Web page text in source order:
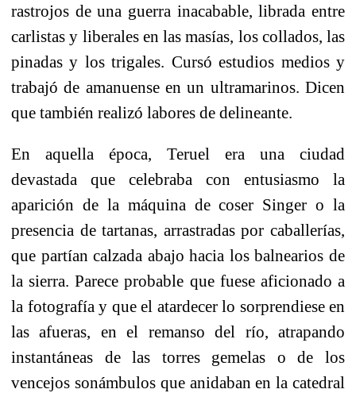
rastrojos de una guerra inacabable, librada entre
carlistas y liberales en las masías, los collados, las
pinadas y los trigales. Cursó estudios medios y
trabajó de amanuense en un ultramarinos. Dicen
que también realizó labores de delineante.
En aquella época, Teruel era una ciudad
devastada que celebraba con entusiasmo la
aparición de la máquina de coser Singer o la
presencia de tartanas, arrastradas por caballerías,
que partían calzada abajo hacia los balnearios de
la sierra. Parece probable que fuese aficionado a
la fotografía y que el atardecer lo sorprendiese en
las afueras, en el remanso del río, atrapando
instantáneas de las torres gemelas o de los
vencejos sonámbulos que anidaban en la catedral